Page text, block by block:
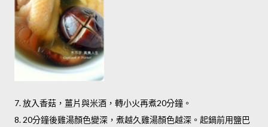
7. 放入香菇，薑片與米酒，轉小火再煮20分鐘。
8. 20分鐘後雞湯顏色變深，煮越久雞湯顏色越深。起鍋前用鹽巴